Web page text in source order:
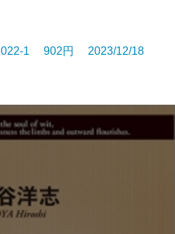
1 902円 2023/12/18